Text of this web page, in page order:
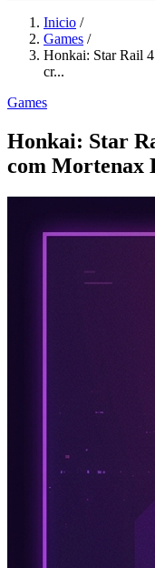
Inicio /
Games /
Honkai: Star Rail
cr...
Games
Honkai: Star
com Mortenax